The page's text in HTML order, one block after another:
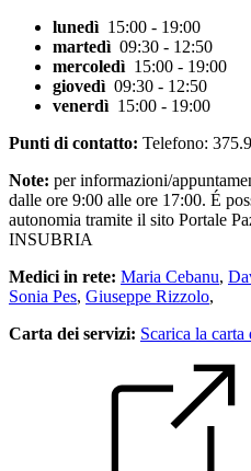
lunedì 15:00 - 19:00
martedì 09:30 - 12:50
mercoledì 15:00 - 19:00
giovedì 09:30 - 12:50
venerdì 15:00 - 19:00
Punti di contatto: Telefono:
Note: per informazioni/
dalle ore 9:00 alle ore 17:00. É
autonomia tramite il sito Portale
INSUBRIA
Medici in rete: Maria Cebanu,
Sonia Pes, Giuseppe Rizzolo,
Carta dei servizi: Scarica la carta